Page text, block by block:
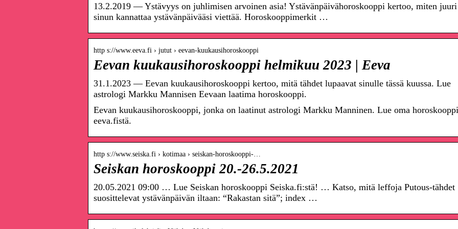
13.2.2019 — Ystävyys on juhlimisen arvoinen asia! Ystävänpäivähoroskooppi kertoo, miten juuri
sinun kannattaa ystävänpäivääsi viettää. Horoskooppimerkit …
http s://www.eeva.fi › jutut › eevan-kuukausihoroskooppi
Eevan kuukausihoroskooppi helmikuu 2023 | Eeva
31.1.2023 — Eevan kuukausihoroskooppi kertoo, mitä tähdet lupaavat sinulle tässä kuussa. Lue
astrologi Markku Mannisen Eevaan laatima horoskooppi.
Eevan kuukausihoroskooppi, jonka on laatinut astrologi Markku Manninen. Lue oma
eeva.fistä.
http s://www.seiska.fi › kotimaa › seiskan-horoskooppi-…
Seiskan horoskooppi 20.-26.5.2021
20.05.2021 09:00 … Lue Seiskan horoskooppi Seiska.fi:stä! … Katso, mitä leffoja Putous-tähdet
suosittelevat ystävänpäivän iltaan: “Rakastan sitä”; index …